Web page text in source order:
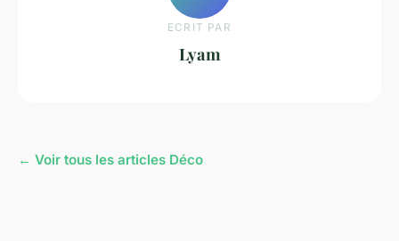
ECRIT PAR
Lyam
← Voir tous les articles Déco